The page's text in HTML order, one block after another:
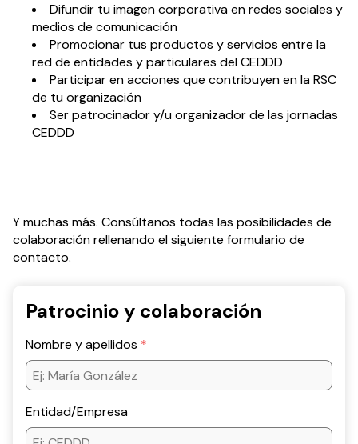
Difundir tu imagen corporativa en redes sociales y
medios de comunicación
Promocionar tus productos y servicios entre la
red de entidades y particulares del CEDDD
Participar en acciones que contribuyen en la RSC
de tu organización
Ser patrocinador y/u organizador de las jornadas
CEDDD
Y muchas más. Consúltanos todas las posibilidades de
colaboración rellenando el siguiente formulario de
contacto.
Patrocinio y colaboración
Nombre y apellidos
Entidad/Empresa